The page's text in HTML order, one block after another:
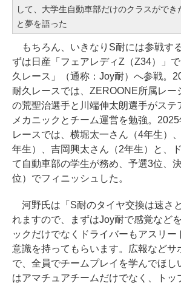
して、大学生自動車部だけのクラスができ
と夢を語った
もちろん、いきなりS耐には参戦す
ずは日産「フェアレディZ（Z34）」
久レース」（通称：Joy耐）へ参戦。
耐久レースでは、ZEROONE所属レー
の荒聖治選手と川端伸太朗選手がステ
メカニックとチーム運営を勉強。
レースでは、横堀太一さん（4年生）
年生）、吉岡興太さん（2年生）と、
て自動車部の学生が務め、予選3位、
位）でフィニッシュした。
河野氏は「S耐のタイヤ交換は速さ
れますので、まずはJoy耐で感覚など
ックだけでなくドライバーもアスリー
意識を持ってもらいます。広報などサ
で、全員でチームプレイを学んでほし
はアマチュアチームだけでなく、トッ